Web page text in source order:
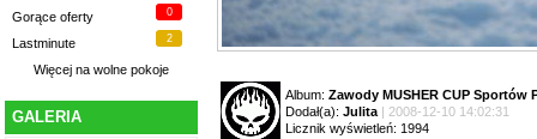
Gorące oferty 0
Lastminute 2
Więcej na wolne pokoje
GALERIA
Album: Zawody MUSHER CUP Sportów
Dodał(a): Julita | 2008-12-10 14:02:31
Licznik wyświetleń: 1994